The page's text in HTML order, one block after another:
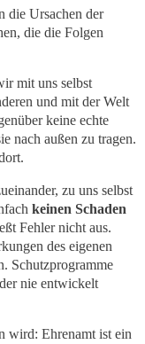
die Ursachen der
die die Folgen
mit uns selbst
und mit der Welt
keine echte
nach außen zu tragen.
zu uns selbst
keinen Schaden
Fehler nicht aus.
des eigenen
Schutzprogramme
nie entwickelt
wird: Ehrenamt ist ein